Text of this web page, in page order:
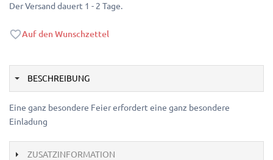
Der Versand dauert 1 - 2 Tage.
Auf den Wunschzettel
BESCHREIBUNG
Eine ganz besondere Feier erfordert eine ganz besondere
Einladung
ZUSATZINFORMATION